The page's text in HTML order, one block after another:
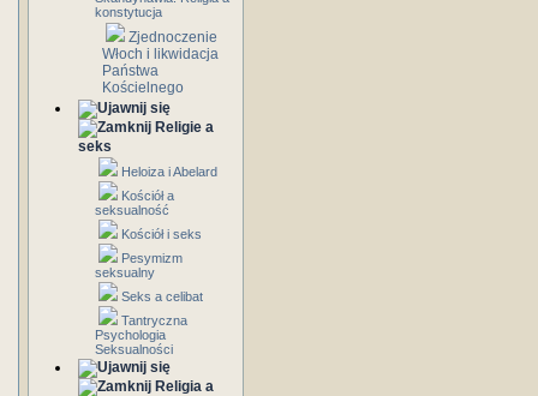
konstytucja
Zjednoczenie
Włoch i likwidacja
Państwa
Kościelnego
Religie a
seks
Heloiza i Abelard
Kościół a
seksualność
Kościół i seks
Pesymizm
seksualny
Seks a celibat
Tantryczna
Psychologia
Seksualności
Religia a